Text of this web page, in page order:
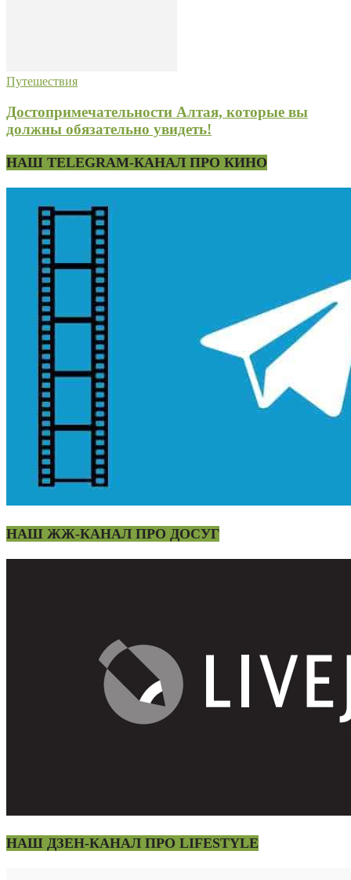
Путешествия
Достопримечательности Алтая, которые вы
должны обязательно увидеть!
НАШ TELEGRAM-КАНАЛ ПРО КИНО
НАШ ЖЖ-КАНАЛ ПРО ДОСУГ
НАШ ДЗЕН-КАНАЛ ПРО LIFESTYLE